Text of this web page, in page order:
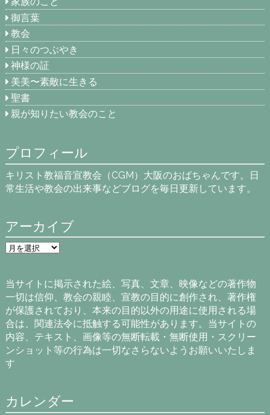
御言葉
教会
日々のつぶやき
神様の証
美美〜素敵に生きる
聖書
親が知りたい教会のこと
プロフィール
キリスト教福音宣教会（CGM）大阪のおばちゃんです。日
常生活や教会の出来事などブログを毎日更新しています。
アーカイブ
ア
ー
ブ
当サイトに掲示された絵、写真、文章、映像などの著作物
一切は信仰、教会の親睦、宣教の目的に創作され、著作権
が保護されており、本来の目的以外の用途に使用される場
合は、関連法令に抵触する可能性があります。当サイトの
内容、テキスト、画像等の無断転載・無断使用・スクリー
ンショット等の行為は一切なさらないようお願いいたしま
す
カレンダー